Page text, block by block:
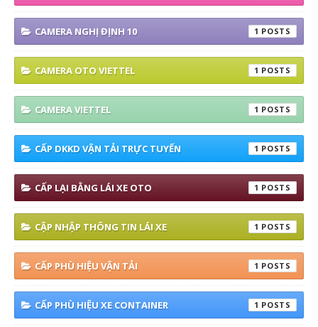
CAMERA NGHỊ ĐỊNH 10 1
CAMERA OTO VIETTEL 1
CAMERA VIETTEL 1
CẤP DKKD VẬN TẢI TRỰC TUYẾN 1
CẤP LẠI BẰNG LÁI XE OTO 1
CẬP NHẬP THÔNG TIN LÁI XE 1
CẤP PHÙ HIỆU VẬN TẢI 1
CẤP PHÙ HIỆU XE CONTAINER 1